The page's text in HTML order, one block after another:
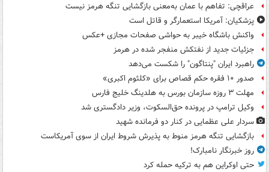
عراقچی: تفاهم با عمان به‌معنی بازگشایی تنگه هرمز نیست
پزشکیان: آمریکا استعمارگر و قاتل است
واکنش باشگاه خیبر به حواشی صفحات مجازی +عکس
جزئیات جدید از نفتکش منفجر شده در هرمز
راهبرد ایران "پنتاگون" را شکست می‌دهد
صدور ۱۰ فقره حکم قصاص برای «کلثوم اکبری»
مهلت ۳ روزه سازمان بورس به هلدینگ خلیج فارس
وکیل ترامپ در پرونده حق‌السکوت، وزیر دادگستری شد
سردار علی عظمایی در کنار دو فرمانده شهید
بازگشایی تنگه هرمز منوط به پذیرش شروط ایران از سوی آمریکاست
روز خبرنگار نامبارک!
حتی اوکراین هم به ترکیه حمله کرد